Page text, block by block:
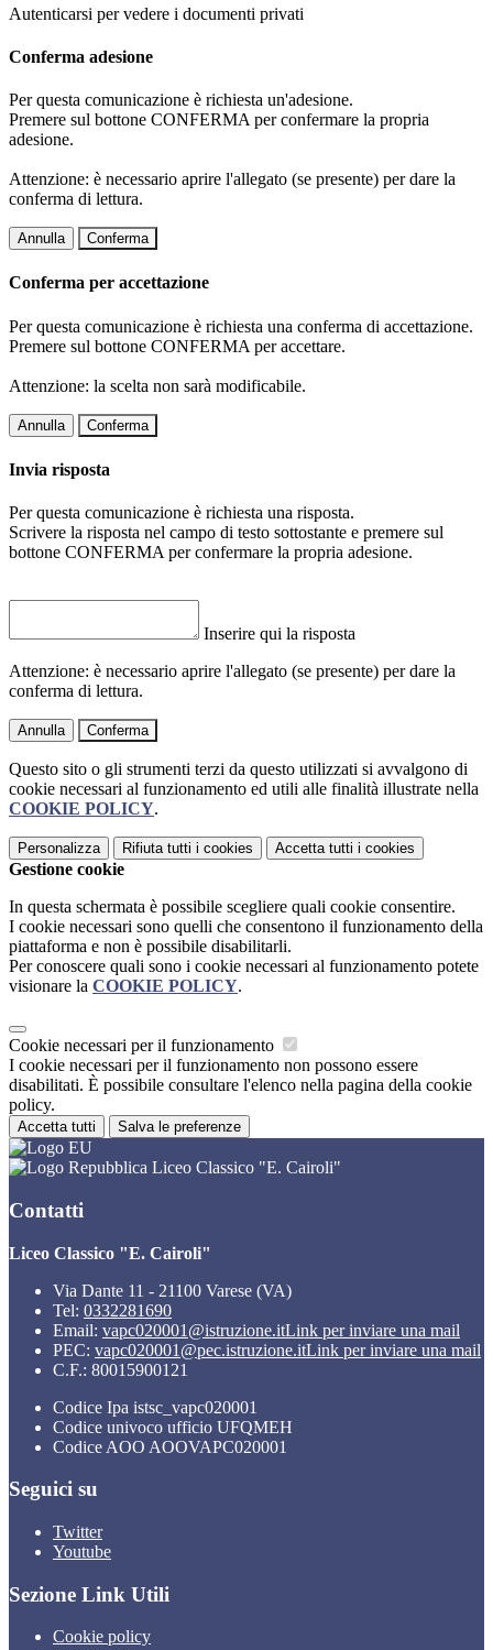
Autenticarsi per vedere i documenti privati
Conferma adesione
Per questa comunicazione è richiesta un'adesione.
Premere sul bottone CONFERMA per confermare la propria
adesione.
Attenzione: è necessario aprire l'allegato (se presente) per dare la
conferma di lettura.
Annulla Conferma
Conferma per accettazione
Per questa comunicazione è richiesta una conferma di accettazione.
Premere sul bottone CONFERMA per accettare.
Attenzione: la scelta non sarà modificabile.
Annulla Conferma
Invia risposta
Per questa comunicazione è richiesta una risposta.
Scrivere la risposta nel campo di testo sottostante e premere sul
bottone CONFERMA per confermare la propria adesione.
Inserire qui la risposta
Attenzione: è necessario aprire l'allegato (se presente) per dare la
conferma di lettura.
Annulla Conferma
Questo sito o gli strumenti terzi da questo utilizzati si avvalgono di
cookie necessari al funzionamento ed utili alle finalità illustrate nella
COOKIE POLICY.
Personalizza Rifiuta tutti i cookies Accetta tutti i cookies
Gestione cookie
In questa schermata è possibile scegliere quali cookie consentire.
I cookie necessari sono quelli che consentono il funzionamento della
piattaforma e non è possibile disabilitarli.
Per conoscere quali sono i cookie necessari al funzionamento potete
visionare la COOKIE POLICY.
Cookie necessari per il funzionamento
I cookie necessari per il funzionamento non possono essere
disabilitati. È possibile consultare l'elenco nella pagina della cookie
policy.
Accetta tutti Salva le preferenze
Liceo Classico "E. Cairoli"
Contatti
Liceo Classico "E. Cairoli"
Via Dante 11 - 21100 Varese (VA)
Tel: 0332281690
Email: vapc020001@istruzione.itLink per inviare una mail
PEC: vapc020001@pec.istruzione.itLink per inviare una mail
C.F.: 80015900121
Codice Ipa istsc_vapc020001
Codice univoco ufficio UFQMEH
Codice AOO AOOVAPC020001
Seguici su
Twitter
Youtube
Sezione Link Utili
Cookie policy